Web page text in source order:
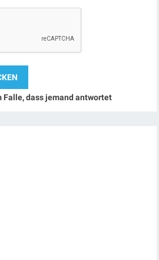
Falle, dass jemand antwortet